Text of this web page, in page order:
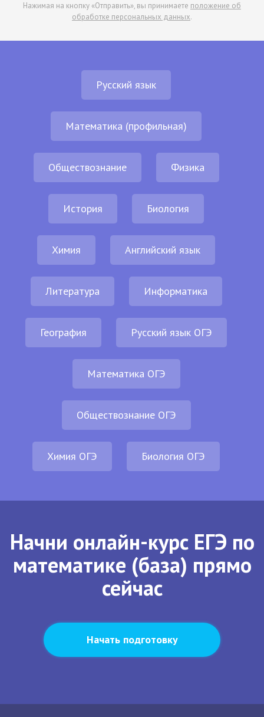
Нажимая на кнопку «Отправить», вы принимаете положение об
обработке персональных данных.
Русский язык
Математика (профильная)
Обществознание Физика
История Биология
Химия Английский язык
Литература Информатика
География Русский язык ОГЭ
Математика ОГЭ
Обществознание ОГЭ
Химия ОГЭ Биология ОГЭ
Начни онлайн-курс ЕГЭ по
математике (база) прямо
сейчас
Начать подготовку